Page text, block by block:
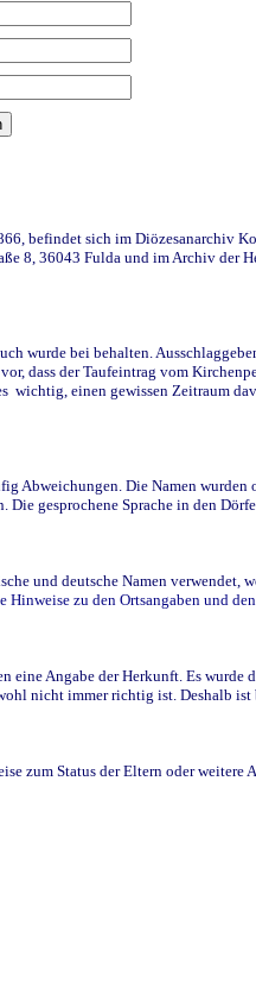
befindet sich im Diözesanarchiv
8, 36043 Fulda und im Archiv der
wurde bei behalten.
dass der Taufeintrag vom
wichtig, einen gewissen Zeitraum
Abweichungen. Die Namen
Die gesprochene Sprache in den
und deutsche Namen verwendet,
Hinweise zu den Ortsangaben und
eine Angabe der Herkunft. Es
nicht immer richtig ist. Deshalb
zum Status der Eltern oder weitere